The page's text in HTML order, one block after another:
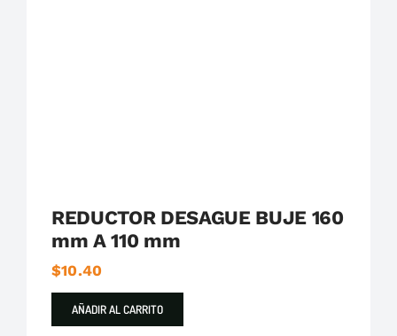
REDUCTOR DESAGUE BUJE 160
mm A 110 mm
$10.40
AÑADIR AL CARRITO